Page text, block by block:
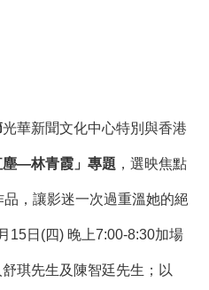
光華新聞文化中心特別與香港
塵—林青霞」專題 ，選映焦點
，讓影迷一次過重溫她的絕
15日(四) 晚上7:00-8:30加場
琪先生及陳智廷先生；以